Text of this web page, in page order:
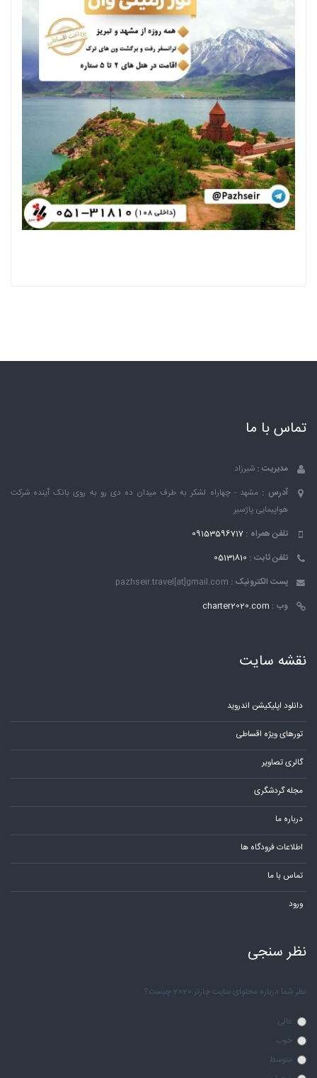
تماس با ما
مدیریت : شیرزاد
آدرس : مشهد - چهاراه لشکر به طرف میدان ده دی رو به روی بانک ٱینده شرکت
هواپیمایی پاژسیر
تلفن همراه : 09153596717
تلفن ثابت : 05131810
پست الکترونیک : pazhseir.travel[at]gmail.com
وب : charter2020.com
نقشه سایت
دانلود اپلیکیشن اندروید
تورهای ویژه اقساطی
گالری تصاویر
مجله گردشگری
درباره ما
اطلاعات فرودگاه ها
تماس با ما
ورود
نظر سنجی
نظر شما درباره محتوای سایت چارتر 2020 چیست؟
عالی
خوب
متوسط